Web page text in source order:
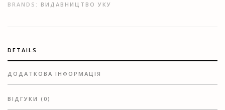
BRANDS: ВИДАВНИЦТВО УКУ
DETAILS
ДОДАТКОВА ІНФОРМАЦІЯ
ВІДГУКИ (0)